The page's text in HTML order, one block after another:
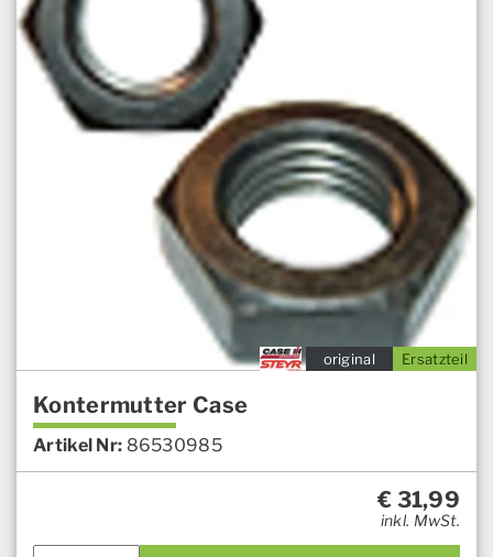
Ersatzteil
original
Kontermutter Case
Artikel Nr: 86530985
€ 31,99
inkl. MwSt.